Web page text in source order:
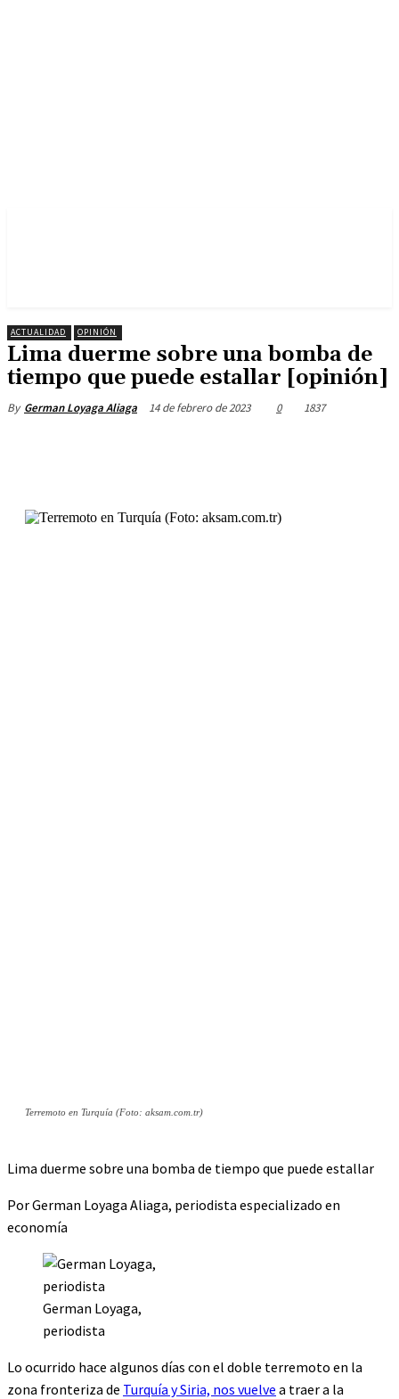
ACTUALIDAD OPINIÓN
Lima duerme sobre una bomba de
tiempo que puede estallar [opinión]
By German Loyaga Aliaga 14 de febrero de 2023 0 1837
Terremoto en Turquía (Foto: aksam.com.tr)
Lima duerme sobre una bomba de tiempo que puede estallar
Por German Loyaga Aliaga, periodista especializado en
economía
German Loyaga,
periodista
Lo ocurrido hace algunos días con el doble terremoto en la
zona fronteriza de Turquía y Siria, nos vuelve a traer a la